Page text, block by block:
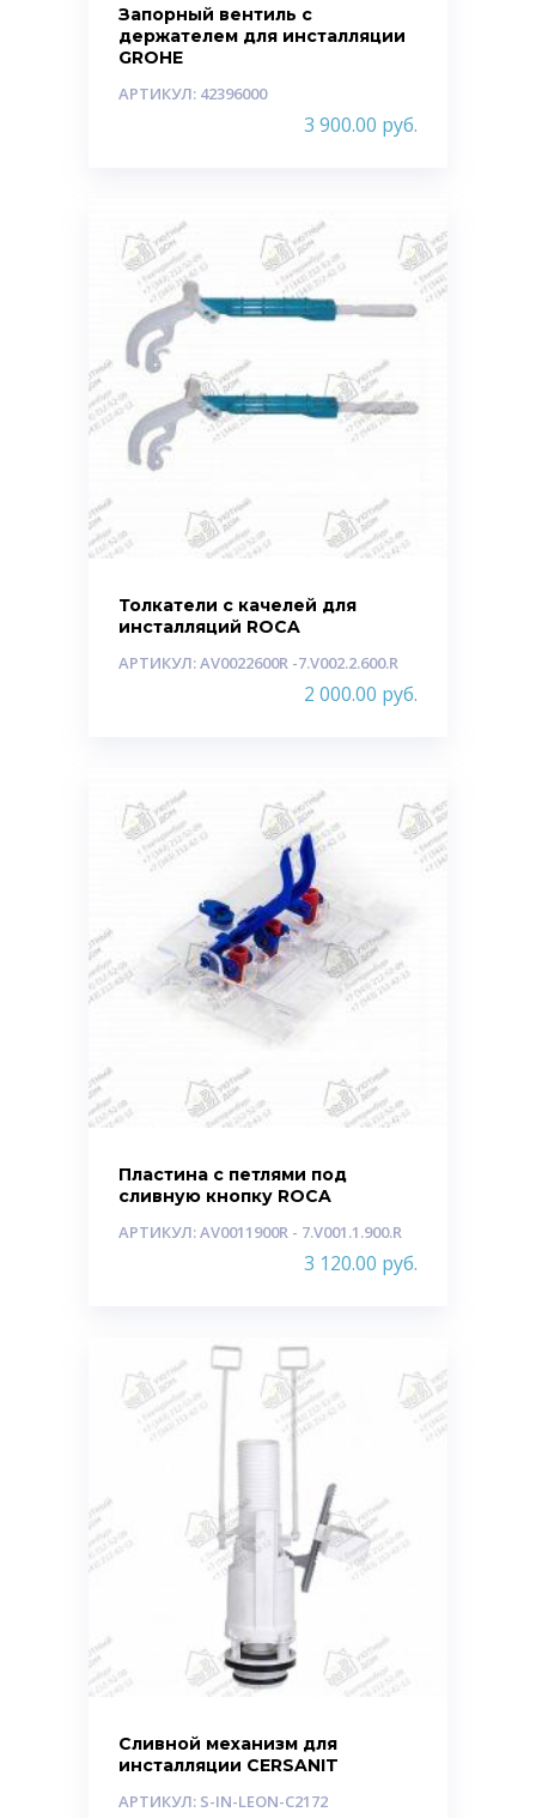
Запорный вентиль с
держателем для инсталляции
GROHE
АРТИКУЛ: 42396000
3 900.00 руб.
Толкатели с качелей для
инсталляций ROCA
АРТИКУЛ: AV0022600R -7.V002.2.600.R
2 000.00 руб.
Пластина с петлями под
сливную кнопку ROCA
АРТИКУЛ: AV0011900R - 7.V001.1.900.R
3 120.00 руб.
Сливной механизм для
инсталляции CERSANIT
АРТИКУЛ: S-IN-LEON-C2172